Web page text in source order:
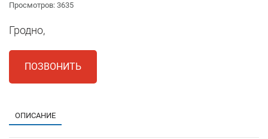
Просмотров: 3635
Гродно,
ПОЗВОНИТЬ
ОПИСАНИЕ